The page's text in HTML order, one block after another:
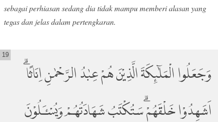
sebagai perhiasan sedang dia tidak mampu memberi alasan yang
tegas dan jelas dalam pertengkaran.
وَجَعَلُوا الْمَلٰۤىِٕكَةَ الَّذِيْنَ هُمْ عِبٰدُ الرَّحْمٰنِ اِنَاثًا ۗ
اَشَهِدُوْا خَلْقَهُمْ ۗسَتُكْتَبُ شَهَادَتُهُمْ وَيُسْٔـَلُوْنَ
19